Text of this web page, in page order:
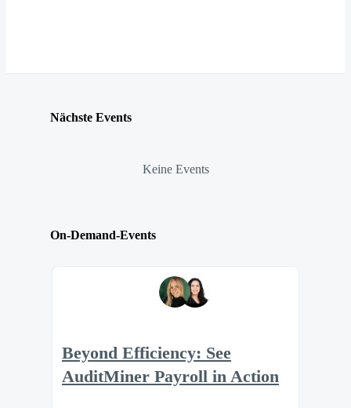
Nächste Events
Keine Events
On-Demand-Events
Beyond Efficiency: See
AuditMiner Payroll in Action